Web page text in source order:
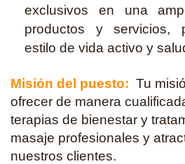
exclusivos en una
productos y servicios,
estilo de vida activo y
Misión del puesto: Tu
ofrecer de manera
terapias de bienestar y
masaje profesionales y
nuestros clientes.